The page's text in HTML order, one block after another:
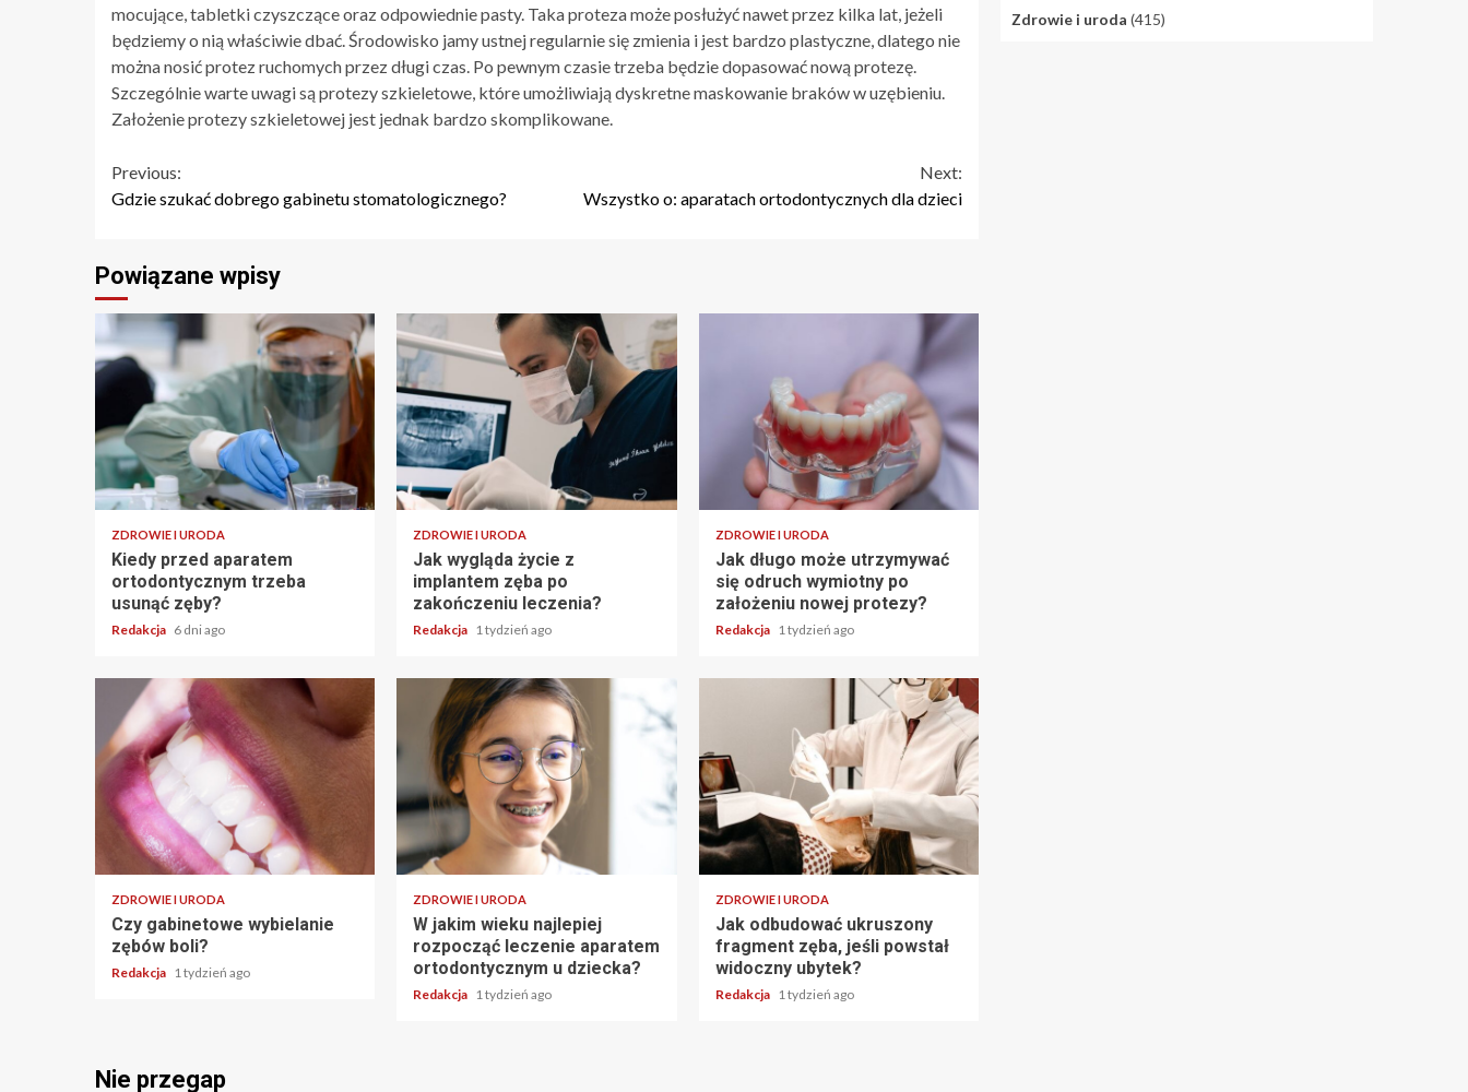
mocujące, tabletki czyszczące oraz odpowiednie pasty. Taka proteza może posłużyć nawet przez kilka lat, jeżeli
będziemy o nią właściwie dbać. Środowisko jamy ustnej regularnie się zmienia i jest bardzo plastyczne, dlatego nie
można nosić protez ruchomych przez długi czas. Po pewnym czasie trzeba będzie dopasować nową protezę.
Szczególnie warte uwagi są protezy szkieletowe, które umożliwiają dyskretne maskowanie braków w uzębieniu.
Założenie protezy szkieletowej jest jednak bardzo skomplikowane.
Continue
Previous:
Gdzie szukać dobrego gabinetu stomatologicznego?
Next:
Wszystko o: aparatach ortodontycznych dla dzieci
Powiązane wpisy
ZDROWIE I URODA
Kiedy przed aparatem
ortodontycznym trzeba
usunąć zęby?
Redakcja 6 dni ago
ZDROWIE I URODA
Jak wygląda życie z
implantem zęba po
zakończeniu leczenia?
Redakcja 1 tydzień ago
ZDROWIE I URODA
Jak długo może utrzymywać
się odruch wymiotny po
założeniu nowej protezy?
Redakcja 1 tydzień ago
ZDROWIE I URODA
Czy gabinetowe wybielanie
zębów boli?
Redakcja 1 tydzień ago
ZDROWIE I URODA
W jakim wieku najlepiej
rozpocząć leczenie aparatem
ortodontycznym u dziecka?
Redakcja 1 tydzień ago
ZDROWIE I URODA
Jak odbudować ukruszony
fragment zęba, jeśli powstał
widoczny ubytek?
Redakcja 1 tydzień ago
Zdrowie i uroda (415)
Nie przegap